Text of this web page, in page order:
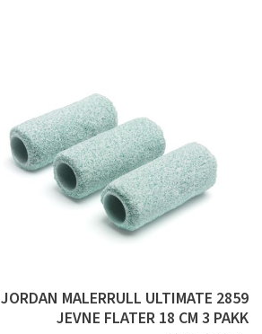
JORDAN MALERRULL ULTIMATE 2859
JEVNE FLATER 18 CM 3 PAKK